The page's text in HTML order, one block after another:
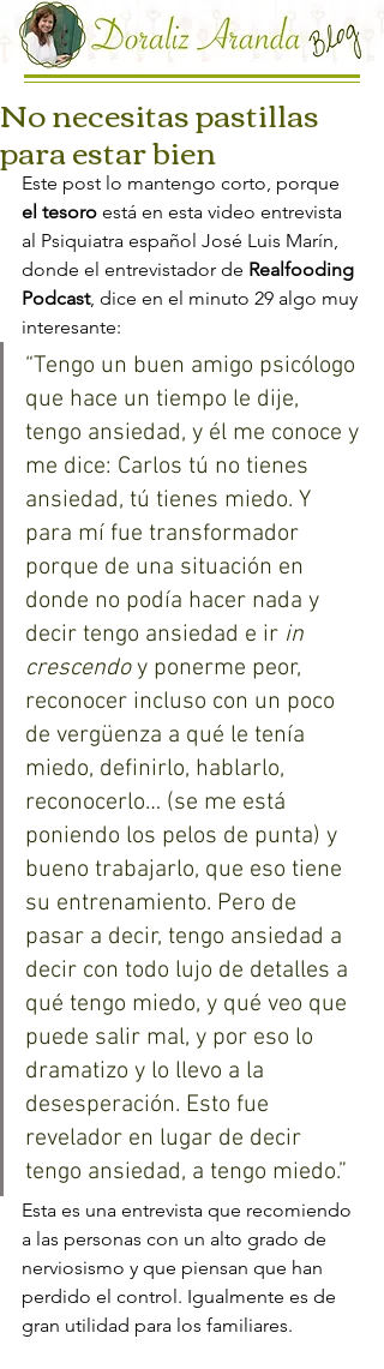
No necesitas pastillas
para estar bien
Este post lo mantengo corto, porque
el tesoro está en esta video entrevista
al Psiquiatra español José Luis Marín,
donde el entrevistador de Realfooding
Podcast, dice en el minuto 29 algo muy
interesante:
“Tengo un buen amigo psicólogo
que hace un tiempo le dije,
tengo ansiedad, y él me conoce y
me dice: Carlos tú no tienes
ansiedad, tú tienes miedo. Y
para mí fue transformador
porque de una situación en
donde no podía hacer nada y
decir tengo ansiedad e ir in
crescendo y ponerme peor,
reconocer incluso con un poco
de vergüenza a qué le tenía
miedo, definirlo, hablarlo,
reconocerlo… (se me está
poniendo los pelos de punta) y
bueno trabajarlo, que eso tiene
su entrenamiento. Pero de
pasar a decir, tengo ansiedad a
decir con todo lujo de detalles a
qué tengo miedo, y qué veo que
puede salir mal, y por eso lo
dramatizo y lo llevo a la
desesperación. Esto fue
revelador en lugar de decir
tengo ansiedad, a tengo miedo.”
Esta es una entrevista que recomiendo
a las personas con un alto grado de
nerviosismo y que piensan que han
perdido el control. Igualmente es de
gran utilidad para los familiares.